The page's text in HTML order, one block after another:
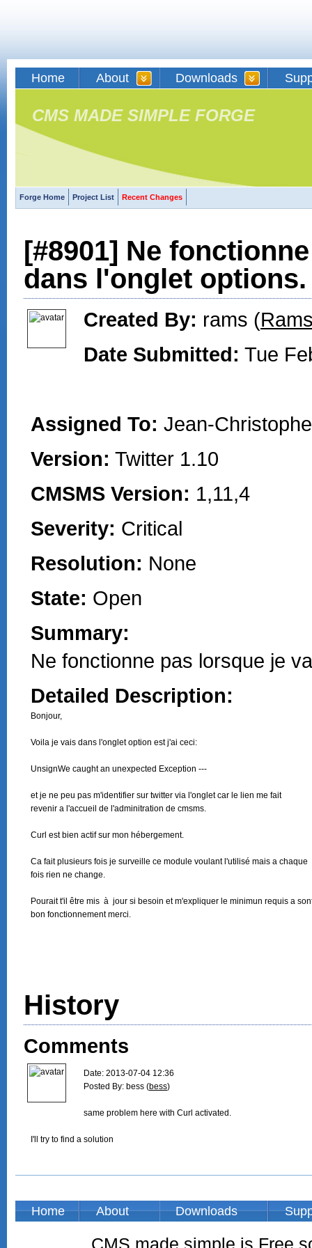
Home About Downloads
CMS MADE SIMPLE FORGE
Forge Home Project List Recent Changes
[#8901] Ne
dans l'onglet options.
Created By: rams (
Date Submitted: Tue
Assigned To: Jean-
Version: Twitter 1.10
CMSMS Version: 1,11,4
Severity: Critical
Resolution: None
State: Open
Summary:
Ne fonctionne pas lorsque je
Detailed Description:
Bonjour,
Voila je vais dans l'onglet option est j'ai ceci:
UnsignWe caught an unexpected Exception ---
et je ne peu pas m'identifier sur twitter via l'onglet car le lien me fait
revenir a l'accueil de l'adminitration de cmsms.
Curl est bien actif sur mon hébergement.
Ca fait plusieurs fois je surveille ce module voulant l'utilisé mais a chaque
fois rien ne change.
Pourait t'il être mis  à  jour si besoin et m'expliquer le minimun requis a
bon fonctionnement merci.
History
Comments
Date: 2013-07-04 12:36
Posted By: bess (bess)
same problem here with Curl activated.
I'll try to find a solution
Home About Downloads
CMS made simple is Free